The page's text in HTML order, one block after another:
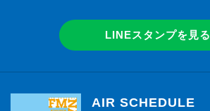
LINEスタンプを見る
AIR SCHEDULE